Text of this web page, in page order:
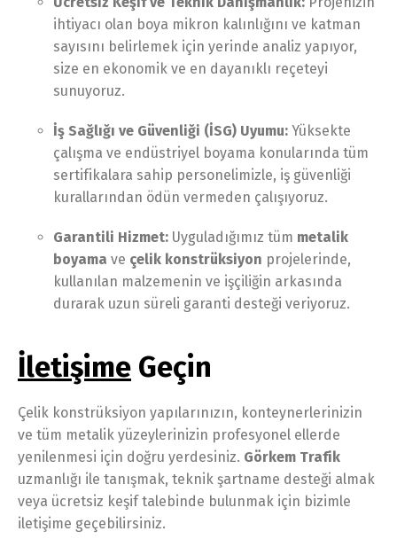
ihtiyacı olan boya mikron kalınlığını ve katman
sayısını belirlemek için yerinde analiz yapıyor,
size en ekonomik ve en dayanıklı reçeteyi
sunuyoruz.
İş Sağlığı ve Güvenliği (İSG) Uyumu: Yüksekte
çalışma ve endüstriyel boyama konularında tüm
sertifikalara sahip personelimizle, iş güvenliği
kurallarından ödün vermeden çalışıyoruz.
Garantili Hizmet: Uyguladığımız tüm metalik
boyama ve çelik konstrüksiyon projelerinde,
kullanılan malzemenin ve işçiliğin arkasında
durarak uzun süreli garanti desteği veriyoruz.
İletişime Geçin
Çelik konstrüksiyon yapılarınızın, konteynerlerinizin
ve tüm metalik yüzeylerinizin profesyonel ellerde
yenilenmesi için doğru yerdesiniz. Görkem Trafik
uzmanlığı ile tanışmak, teknik şartname desteği almak
veya ücretsiz keşif talebinde bulunmak için bizimle
iletişime geçebilirsiniz.